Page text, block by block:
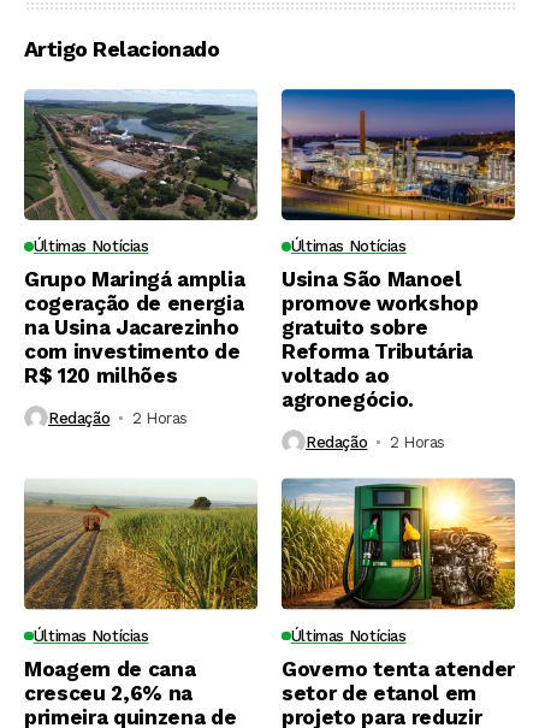
Artigo Relacionado
Últimas Notícias
Grupo Maringá amplia
cogeração de energia
na Usina Jacarezinho
com investimento de
R$ 120 milhões
Redação 2 Horas ⁮
Últimas Notícias
Usina São Manoel
promove workshop
gratuito sobre
Reforma Tributária
voltado ao
agronegócio.
Redação 2 Horas ⁮
Últimas Notícias
Moagem de cana
cresceu 2,6% na
primeira quinzena de
Últimas Notícias
Governo tenta atender
setor de etanol em
projeto para reduzir